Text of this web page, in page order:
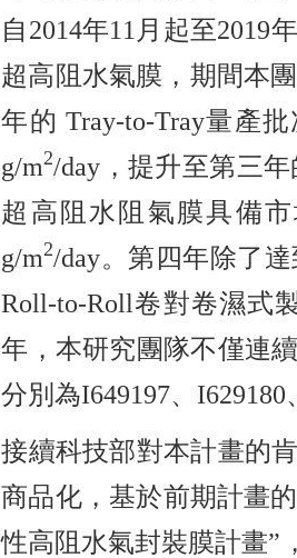
自2014年11月起至2019
超高阻水氣膜，期間本
年的 Tray-to-Tray量產
g/m2/day，提升至第三年
超高阻水阻氣膜具備
g/m2/day。第四年除了
Roll-to-Roll卷對卷濕式
年，本研究團隊不僅連
分別為I649197、I629180
接續科技部對本計畫的
商品化，基於前期計畫
性高阻水氣封裝膜計畫”